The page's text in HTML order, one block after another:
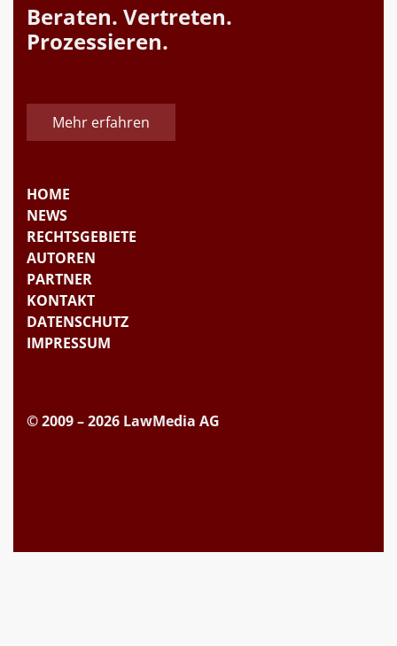
Beraten. Vertreten.
Prozessieren.
Mehr erfahren
HOME
NEWS
RECHTSGEBIETE
AUTOREN
PARTNER
KONTAKT
DATENSCHUTZ
IMPRESSUM
© 2009 – 2026 LawMedia AG